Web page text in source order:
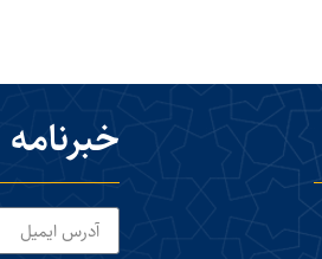
خبرنامه